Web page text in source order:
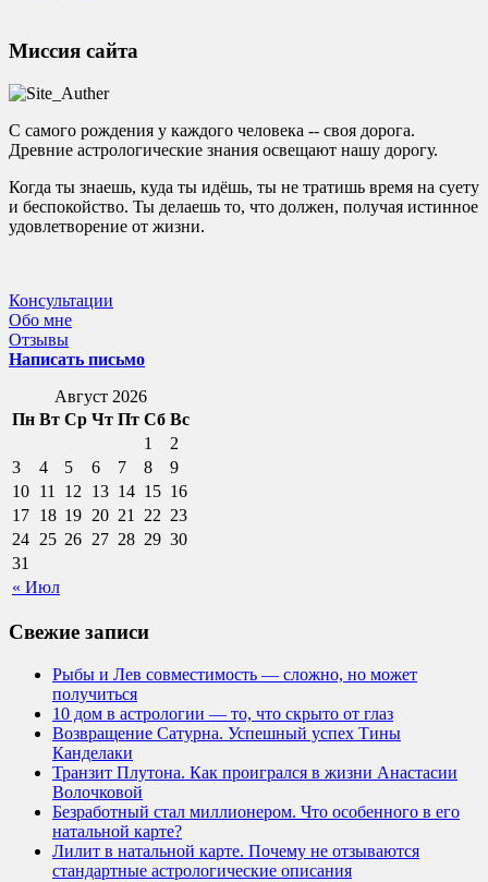
Миссия сайта
С самого рождения у каждого человека -- своя дорога.
Древние астрологические знания освещают нашу дорогу.
Когда ты знаешь, куда ты идёшь, ты не тратишь время на суету
и беспокойство. Ты делаешь то, что должен, получая истинное
удовлетворение от жизни.
Консультации
Обо мне
Отзывы
Написать письмо
Август 2026
Пн Вт Ср Чт Пт Сб Вс
« Июл
1
2
3
4 5 6 7 8
9
10 11 12 13 14 15 16
17 18 19 20 21 22 23
24 25 26 27 28 29 30
31
Свежие записи
Рыбы и Лев совместимость — сложно, но может
получиться
10 дом в астрологии — то, что скрыто от глаз
Возвращение Сатурна. Успешный успех Тины
Канделаки
Транзит Плутона. Как проигрался в жизни Анастасии
Волочковой
Безработный стал миллионером. Что особенного в его
натальной карте?
Лилит в натальной карте. Почему не отзываются
стандартные астрологические описания